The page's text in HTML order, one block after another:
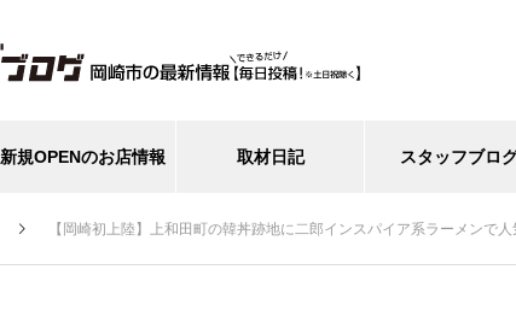
新規OPENのお店情報 取材日記 スタッフブロ
【岡崎初上陸】上和田町の韓丼跡地に二郎インスパイア系ラーメンで